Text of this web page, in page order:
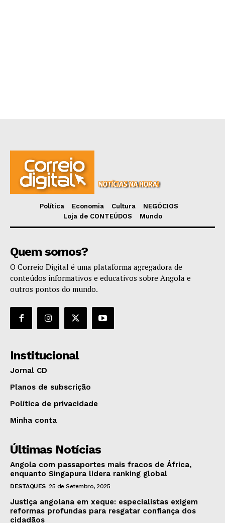
Política Economia Cultura
NEGÓCIOS
Loja de CONTEÚDOS
Mundo
Quem somos?
O Correio Digital é uma plataforma agregadora de
conteúdos informativos e educativos sobre Angola e
outros pontos do mundo.
Institucional
Jornal CD
Planos de subscrição
Política de privacidade
Minha conta
Últimas Notícias
Angola com passaportes mais fracos de África,
enquanto Singapura lidera ranking global
DESTAQUES 25 de Setembro, 2025
Justiça angolana em xeque: especialistas exigem
reformas profundas para resgatar confiança dos
cidadãos